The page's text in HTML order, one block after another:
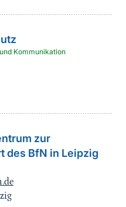
Kommunikation
zur
des BfN in Leipzig